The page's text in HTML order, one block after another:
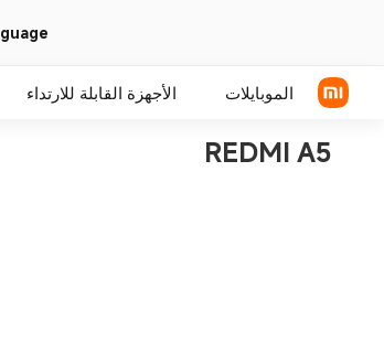
الموبايلات الأجهزة القابلة للارتداء
REDMI A5